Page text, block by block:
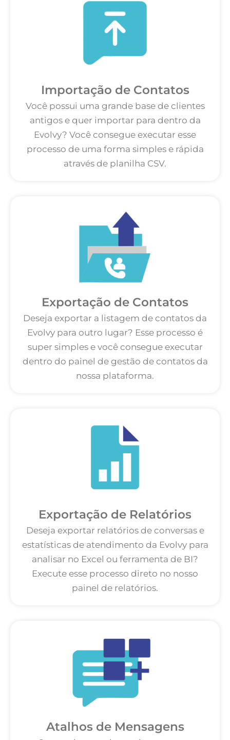
Importação de Contatos
Você possui uma grande base de clientes
antigos e quer importar para dentro da
Evolvy? Você consegue executar esse
processo de uma forma simples e rápida
através de planilha CSV.
Exportação de Contatos
Deseja exportar a listagem de contatos da
Evolvy para outro lugar? Esse processo é
super simples e você consegue executar
dentro do painel de gestão de contatos da
nossa plataforma.
Exportação de Relatórios
Deseja exportar relatórios de conversas e
estatísticas de atendimento da Evolvy para
analisar no Excel ou ferramenta de BI?
Execute esse processo direto no nosso
painel de relatórios.
Atalhos de Mensagens